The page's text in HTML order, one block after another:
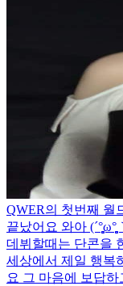
QWER의 첫번째 월
끝났어요 와아
데뷔할때는 단콘을
세상에서 제일 행복
요 그 마음에 보답